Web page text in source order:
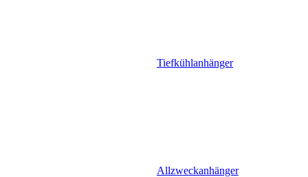
Tiefkühlanhänger
Allzweckanhänger